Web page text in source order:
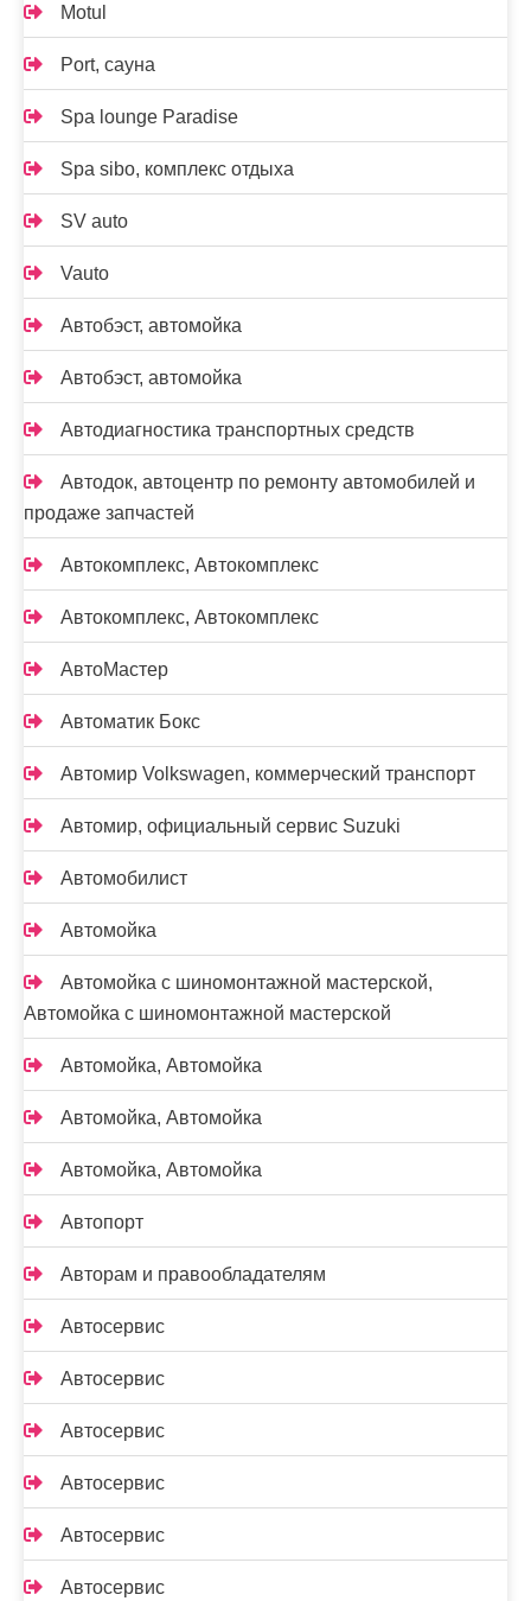
Motul
Port, сауна
Spa lounge Paradise
Spa sibo, комплекс отдыха
SV auto
Vauto
Автобэст, автомойка
Автобэст, автомойка
Автодиагностика транспортных средств
Автодок, автоцентр по ремонту автомобилей и
продаже запчастей
Автокомплекс, Автокомплекс
Автокомплекс, Автокомплекс
АвтоМастер
Автоматик Бокс
Автомир Volkswagen, коммерческий транспорт
Автомир, официальный сервис Suzuki
Автомобилист
Автомойка
Автомойка с шиномонтажной мастерской,
Автомойка с шиномонтажной мастерской
Автомойка, Автомойка
Автомойка, Автомойка
Автомойка, Автомойка
Автопорт
Авторам и правообладателям
Автосервис
Автосервис
Автосервис
Автосервис
Автосервис
Автосервис